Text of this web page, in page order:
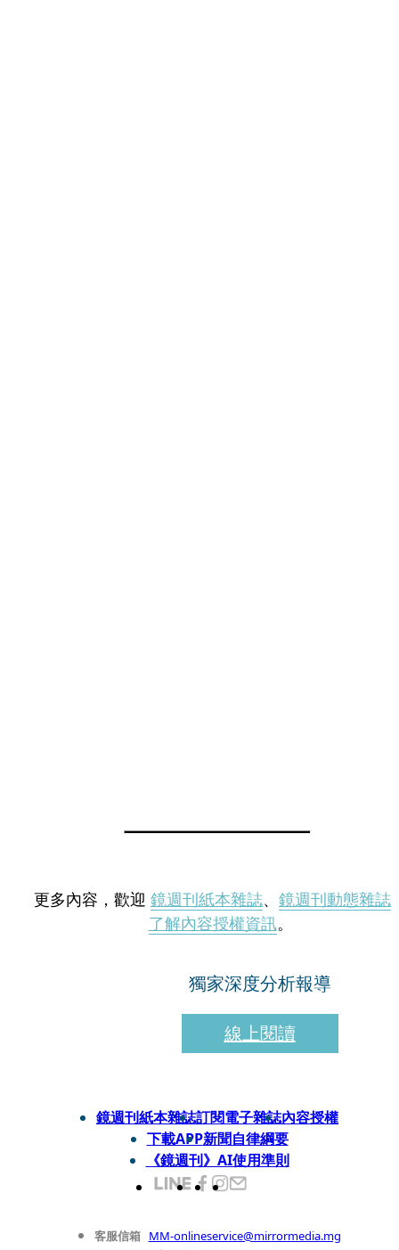
更多內容，歡迎 鏡週刊紙本雜誌、 鏡週刊動態雜誌
了解內容授權資訊。
獨家深度分析報導
線上閱讀
鏡週刊紙本雜誌訂閱電子雜誌內容授權
下載APP新聞自律綱要
《鏡週刊》AI使用準則
客服信箱 MM-onlineservice@mirrormedia.mg